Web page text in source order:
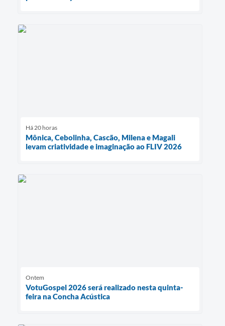
Há 20 horas
Mônica, Cebolinha, Cascão, Milena e Magali
levam criatividade e imaginação ao FLIV 2026
Ontem
VotuGospel 2026 será realizado nesta quinta-
feira na Concha Acústica